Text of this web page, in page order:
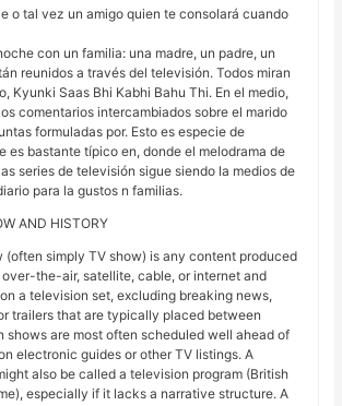
o tal vez un amigo quien te consolará cuando
con un familia: una madre, un padre, un
reunidos a través del televisión. Todos miran
Kyunki Saas Bhi Kabhi Bahu Thi. En el medio,
comentarios intercambiados sobre el marido
formuladas por. Esto es especie de
es bastante típico en, donde el melodrama de
series de televisión sigue siendo la medios de
para la gustos n familias.
AND HISTORY
(often simply TV show) is any content produced
the-air, satellite, cable, or internet and
a television set, excluding breaking news,
trailers that are typically placed between
shows are most often scheduled well ahead of
electronic guides or other TV listings. A
also be called a television program (British
especially if it lacks a narrative structure. A